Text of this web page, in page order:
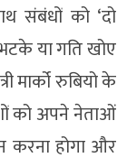
संबंधों को ‘दो
भटके या गति खोए
मार्को रुबियो के
को अपने नेताओं
करना होगा और